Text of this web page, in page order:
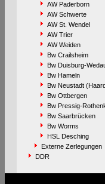
AW Paderborn
AW Schwerte
AW St. Wendel
AW Trier
AW Weiden
Bw Crailsheim
Bw Duisburg-
Bw Hameln
Bw Neustadt
Bw Ottbergen
Bw Pressig-
Bw Saarbrücken
Bw Worms
HSL Desching
Externe Zerlegungen
DDR